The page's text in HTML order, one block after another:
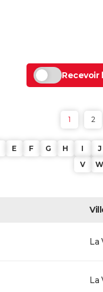
Recevoir
1 2
E F G H I J
V
W
La
La